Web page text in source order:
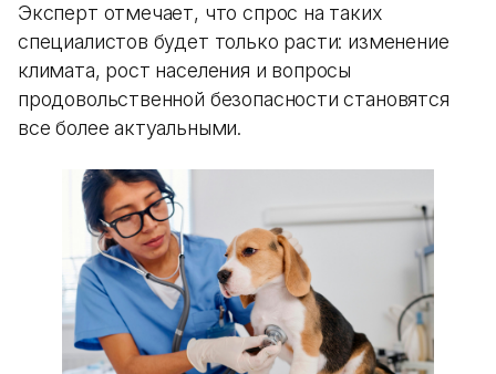
Эксперт отмечает, что спрос на таких
специалистов будет только расти: изменение
климата, рост населения и вопросы
продовольственной безопасности становятся
все более актуальными.